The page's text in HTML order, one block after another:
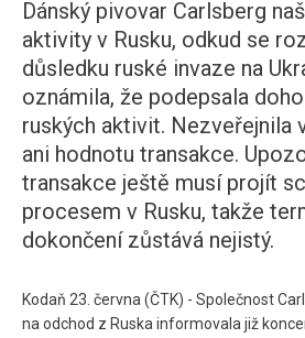
Dánský pivovar Carlsberg
aktivity v Rusku, odkud se
důsledku ruské invaze na
oznámila, že podepsala
ruských aktivit. Nezveřejnila
ani hodnotu transakce.
transakce ještě musí projít
procesem v Rusku, takže
dokončení zůstává nejistý.
Kodaň 23. června (ČTK) - Společnost
na odchod z Ruska informovala již